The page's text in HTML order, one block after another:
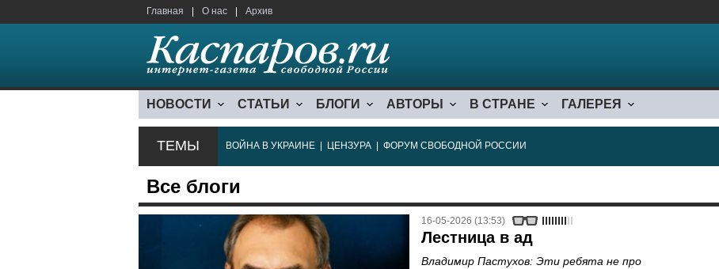
Главная О нас Архив
НОВОСТИ СТАТЬИ БЛОГИ АВТОРЫ В СТРАНЕ ГАЛЕРЕЯ
ТЕМЫ ВОЙНА В УКРАИНЕ ЦЕНЗУРА ФОРУМ СВОБОДНОЙ РОССИИ
Все блоги
16-05-2026 (13:53)
Лестница в ад
Владимир Пастухов: Эти ребята не про